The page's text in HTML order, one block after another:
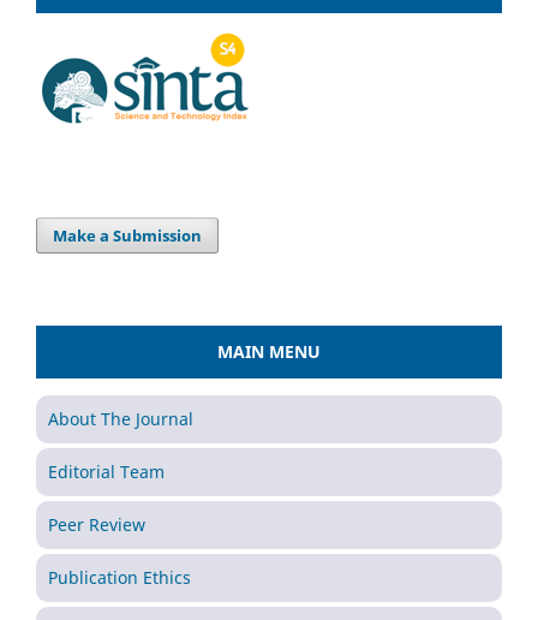
Make a Submission
MAIN MENU
About The Journal
Editorial Team
Peer Review
Publication Ethics